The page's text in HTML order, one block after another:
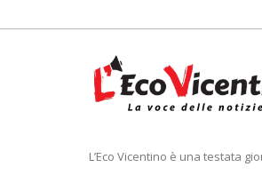
L’Eco Vicentino è una testata